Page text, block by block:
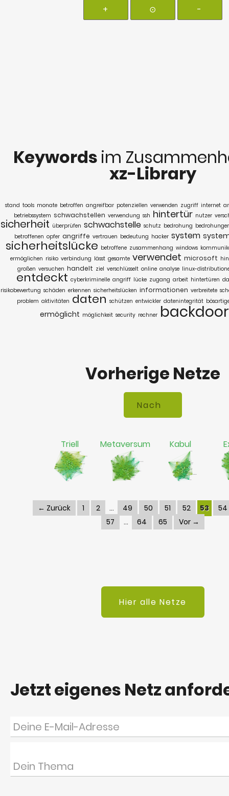
+ ⊙ -
Keywords im
xz-Library
stand tools monate betroffen angreifbar potenziellen verwenden zugriff internet
betriebssystem schwachstellen verwendung ssh hintertür nutzer
sicherheit überprüfen schwachstelle schutz bedrohung
betroffenen opfer angriffe vertrauen bedeutung hacker system
sicherheitslücke betroffene zusammenhang windows
ermöglichen risiko verbindung lässt gesamte verwendet microsoft
großen versuchen handelt ziel verschlüsselt online analyse linux-
entdeckt cyberkriminelle angriff lücke zugang arbeit hintertüren
risikobewertung schäden erkennen sicherheitslücken informationen verbreitete
problem aktivitäten daten schützen entwickler datenintegrität
ermöglicht möglichkeit security rechner backdoor
Vorherige Netze
Triell Metaversum Kabul
← Zurück 1 2 49 50 51 52 53
54
57
64 65 Vor →
Hier alle Netze
Jetzt eigenes Netz